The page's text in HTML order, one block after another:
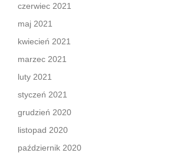
czerwiec 2021
maj 2021
kwiecień 2021
marzec 2021
luty 2021
styczeń 2021
grudzień 2020
listopad 2020
październik 2020